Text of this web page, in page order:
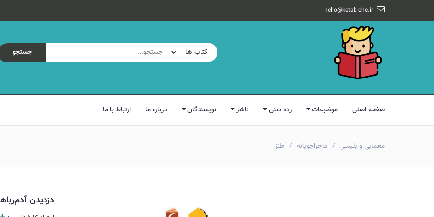
hello@ketab-che.ir
جستجو
صفحه اصلی موضوعات رده سنی ناشر نویسندگان درباره ما ارتباط با ما
معمایی و پلیسی ماجراجویانه طنز
دزدیدن